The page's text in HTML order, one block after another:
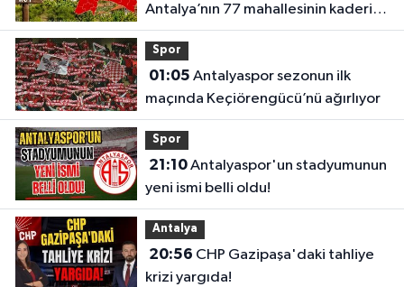
Antalya’nın 77 mahallesinin kaderi
belli oldu
Spor
01:05
maçında Keçiörengücü’nü ağırlıyor
Spor
21:10Antalyaspor'un stadyumunun
yeni ismi belli oldu!
Antalya
20:56
krizi yargıda!